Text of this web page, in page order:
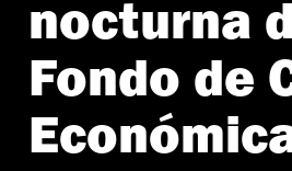
nocturna
Fondo de